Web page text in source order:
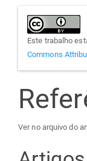
Este trabalho
Commons
Ver no arquivo do